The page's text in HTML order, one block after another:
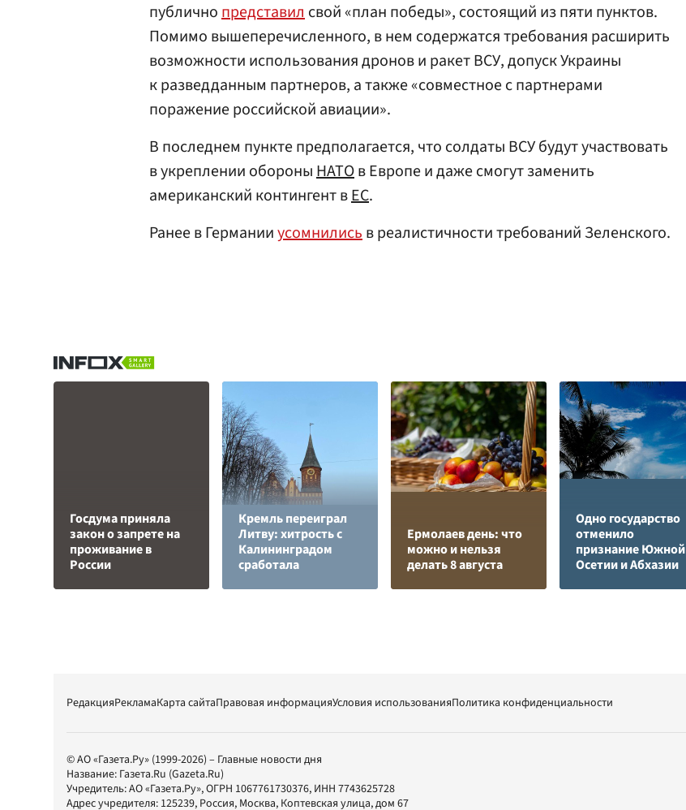
публичнопредставилсвой «план победы», состоящий из пяти пунктов.
Помимо вышеперечисленного, в нем содержатся требования расширить
возможности использования дронов и ракет ВСУ, допуск Украины
к разведданным партнеров, а также «совместное с партнерами
поражение российской авиации».
В последнем пункте предполагается, что солдаты ВСУ будут участвовать
в укреплении обороныНАТОв Европе и даже смогут заменить
американский контингент вЕС.
Ранее в Германииусомнилисьв реалистичности требований Зеленского.
Госдума приняла
закон о запрете на
проживание в
России
Кремль переиграл
Литву: хитрость с
Калининградом
сработала
Ермолаев день: что
можно и нельзя
делать 8 августа
Одно государство
отменило
признание Южной
Осетии и Абхазии
РедакцияРекламаКарта сайтаПравовая информацияУсловия использованияПолитика конфиденциальности
© АО «Газета.Ру» (1999-2026) – Главные новости дня
Название: Газета.Ru (Gazeta.Ru)
Учредитель:АО «Газета.Ру», ОГРН 1067761730376, ИНН 7743625728
Адрес учредителя: 125239, Россия, Москва, Коптевская улица, дом 67